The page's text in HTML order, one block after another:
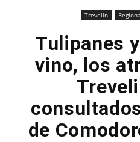
Trevelin
Tulipanes
vino, los
de